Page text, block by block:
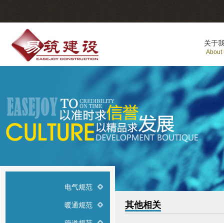
关于
About
电气规范
暖通规范 其他相关